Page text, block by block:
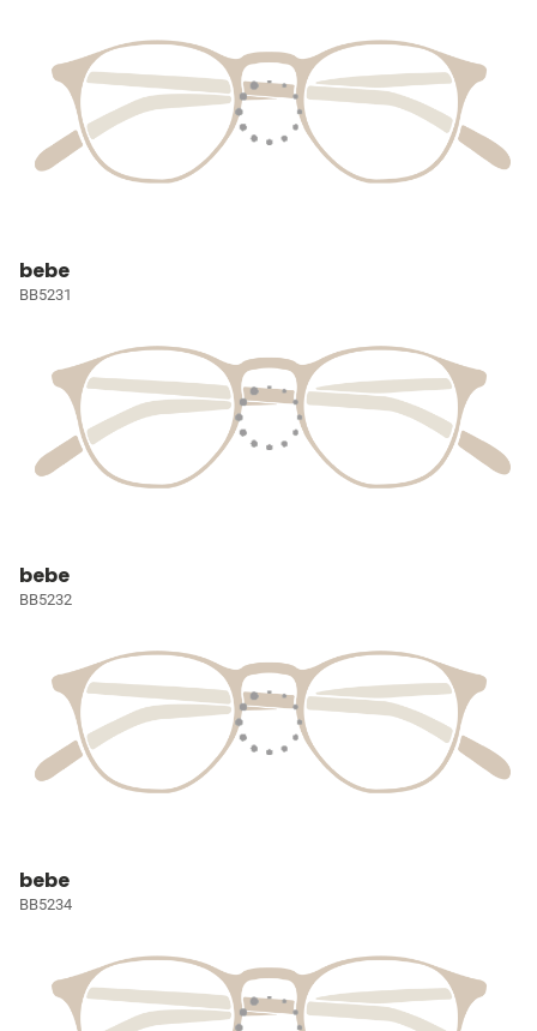
bebe
BB5231
bebe
BB5232
bebe
BB5234